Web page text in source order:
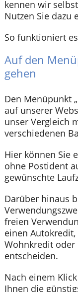
kennen wir
Nutzen Sie dazu
So funktioniert
Auf den
gehen
Den Menüpunkt
auf unserer
unser Vergleich
verschiedenen
Hier können Sie
ohne Postident
gewünschte
Darüber hinaus
freien
einen
Wohnkredit oder
entscheiden.
Nach einem
Ihnen die